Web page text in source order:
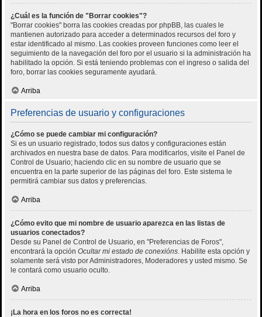
¿Cuál es la función de "Borrar cookies"?
"Borrar cookies" borra las cookies creadas por phpBB, las cuales le
mantienen autorizado para acceder a determinados recursos del foro y
estar identificado al mismo. Las cookies proveen funciones como leer el
seguimiento de la navegación del foro por el usuario si la administración ha
habilitado la opción. Si está teniendo problemas con el ingreso o salida del
foro, borrar las cookies seguramente ayudará.
Arriba
Preferencias de usuario y configuraciones
¿Cómo se puede cambiar mi configuración?
Si es un usuario registrado, todos sus datos y configuraciones están
archivados en nuestra base de datos. Para modificarlos, visite el Panel de
Control de Usuario; haciendo clic en su nombre de usuario que se
encuentra en la parte superior de las páginas del foro. Este sistema le
permitirá cambiar sus datos y preferencias.
Arriba
¿Cómo evito que mi nombre de usuario aparezca en las listas de
usuarios conectados?
Desde su Panel de Control de Usuario, en "Preferencias de Foros",
encontrará la opción Ocultar mi estado de conexións. Habilite esta opción y
solamente será visto por Administradores, Moderadores y usted mismo. Se
le contará como usuario oculto.
Arriba
¡La hora en los foros no es correcta!